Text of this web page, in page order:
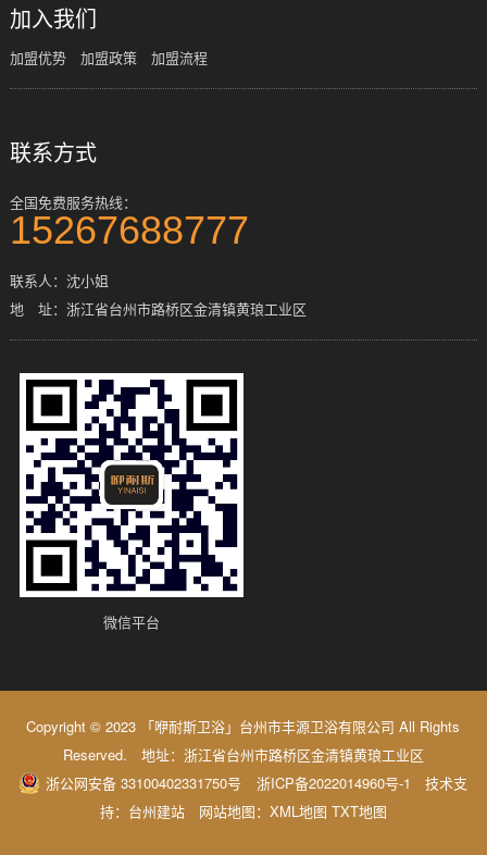
加入我们
加盟优势 加盟政策 加盟流程
联系方式
全国免费服务热线：
15267688777
联系人：沈小姐
地 址：浙江省台州市路桥区金清镇黄琅工业区
微信平台
Copyright © 2023 「咿耐斯卫浴」台州市丰源卫浴有限公司 All Rights
Reserved. 地址：浙江省台州市路桥区金清镇黄琅工业区
浙公网安备 33100402331750号
浙ICP备2022014960号-1
技术支
持： 台州建站网站地图： XML地图 TXT地图